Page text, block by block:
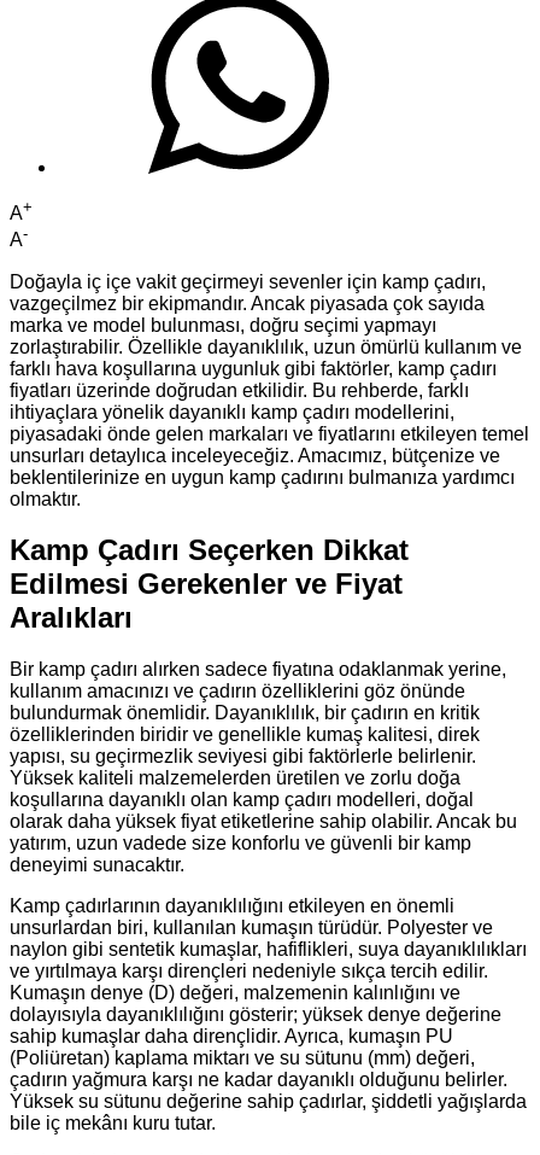
A+
A-
Doğayla iç içe vakit geçirmeyi sevenler için kamp çadırı,
vazgeçilmez bir ekipmandır. Ancak piyasada çok sayıda
marka ve model bulunması, doğru seçimi yapmayı
zorlaştırabilir. Özellikle dayanıklılık, uzun ömürlü kullanım ve
farklı hava koşullarına uygunluk gibi faktörler, kamp çadırı
fiyatları üzerinde doğrudan etkilidir. Bu rehberde, farklı
ihtiyaçlara yönelik dayanıklı kamp çadırı modellerini,
piyasadaki önde gelen markaları ve fiyatlarını etkileyen temel
unsurları detaylıca inceleyeceğiz. Amacımız, bütçenize ve
beklentilerinize en uygun kamp çadırını bulmanıza yardımcı
olmaktır.
Kamp Çadırı Seçerken Dikkat
Edilmesi Gerekenler ve Fiyat
Aralıkları
Bir kamp çadırı alırken sadece fiyatına odaklanmak yerine,
kullanım amacınızı ve çadırın özelliklerini göz önünde
bulundurmak önemlidir. Dayanıklılık, bir çadırın en kritik
özelliklerinden biridir ve genellikle kumaş kalitesi, direk
yapısı, su geçirmezlik seviyesi gibi faktörlerle belirlenir.
Yüksek kaliteli malzemelerden üretilen ve zorlu doğa
koşullarına dayanıklı olan kamp çadırı modelleri, doğal
olarak daha yüksek fiyat etiketlerine sahip olabilir. Ancak bu
yatırım, uzun vadede size konforlu ve güvenli bir kamp
deneyimi sunacaktır.
Kamp çadırlarının dayanıklılığını etkileyen en önemli
unsurlardan biri, kullanılan kumaşın türüdür. Polyester ve
naylon gibi sentetik kumaşlar, hafiflikleri, suya dayanıklılıkları
ve yırtılmaya karşı dirençleri nedeniyle sıkça tercih edilir.
Kumaşın denye (D) değeri, malzemenin kalınlığını ve
dolayısıyla dayanıklılığını gösterir; yüksek denye değerine
sahip kumaşlar daha dirençlidir. Ayrıca, kumaşın PU
(Poliüretan) kaplama miktarı ve su sütunu (mm) değeri,
çadırın yağmura karşı ne kadar dayanıklı olduğunu belirler.
Yüksek su sütunu değerine sahip çadırlar, şiddetli yağışlarda
bile iç mekânı kuru tutar.